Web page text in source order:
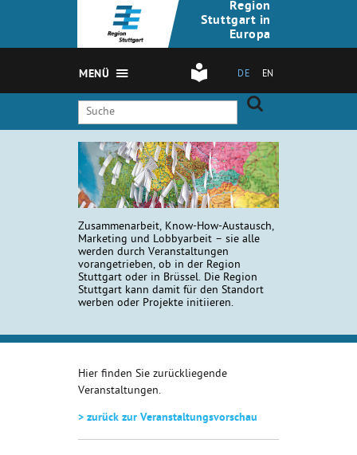
Region
Stuttgart in
Europa
DE EN
MENÜ
Zusammenarbeit, Know-How-Austausch,
Marketing und Lobbyarbeit – sie alle
werden durch Veranstaltungen
vorangetrieben, ob in der Region
Stuttgart oder in Brüssel. Die Region
Stuttgart kann damit für den Standort
werben oder Projekte initiieren.
Hier finden Sie zurückliegende
Veranstaltungen.
> zurück zur Veranstaltungsvorschau